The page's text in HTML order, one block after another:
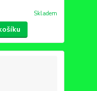
Skladem